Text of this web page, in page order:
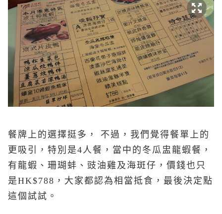
餐牌上的選擇挺多， 不過，我們覺得餐單上的
更吸引，特別是4人餐，當中的冬瓜盅龍蝦餐，
有龍蝦、珊瑚蚌、豉油雞及海斑仔，價錢也只
是HK$788，大家都認為相當抵食，最後決定點
這個試試。